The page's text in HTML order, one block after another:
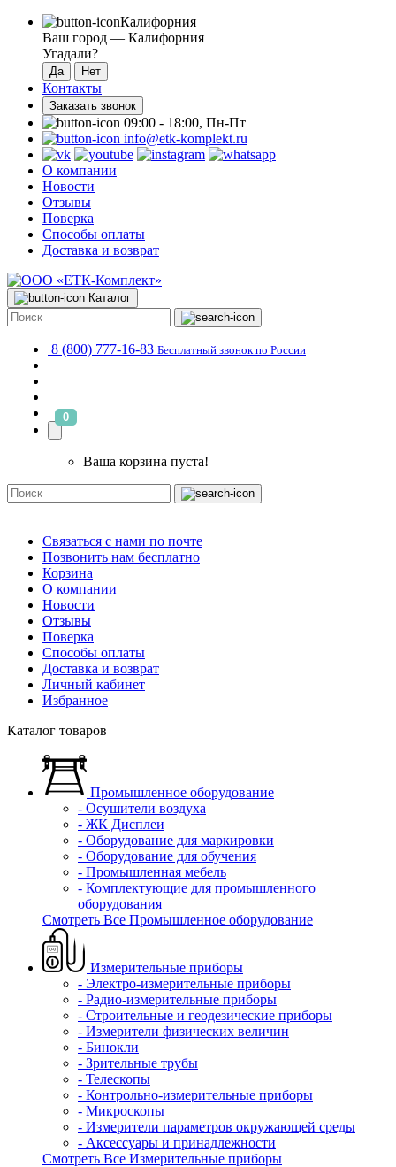
Калифорния
Ваш город — Калифорния
Угадали?
Контакты
Заказать звонок
09:00 - 18:00, Пн-Пт
info@etk-komplekt.ru
О компании
Новости
Отзывы
Поверка
Способы оплаты
Доставка и возврат
Каталог
8 (800) 777-16-83 Бесплатный звонок по России
0
Ваша корзина пуста!
Связаться с нами по почте
Позвонить нам бесплатно
Корзина
О компании
Новости
Отзывы
Поверка
Способы оплаты
Доставка и возврат
Личный кабинет
Избранное
Каталог товаров
Промышленное оборудование
- Осушители воздуха
- ЖК Дисплеи
- Оборудование для маркировки
- Оборудование для обучения
- Промышленная мебель
- Комплектующие для промышленного
оборудования
Смотреть Все Промышленное оборудование
Измерительные приборы
- Электро-измерительные приборы
- Радио-измерительные приборы
- Строительные и геодезические приборы
- Измерители физических величин
- Бинокли
- Зрительные трубы
- Телескопы
- Контрольно-измерительные приборы
- Микроскопы
- Измерители параметров окружающей среды
- Аксессуары и принадлежности
Смотреть Все Измерительные приборы